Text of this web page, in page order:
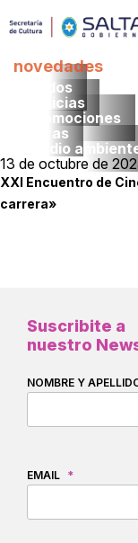
novedades
Todos
noticias
promociones
obras
medio
13 de octubre de
XXI Encuentro de
carrera»
Suscribite a
nuestro
NOMBRE Y
EMAIL *